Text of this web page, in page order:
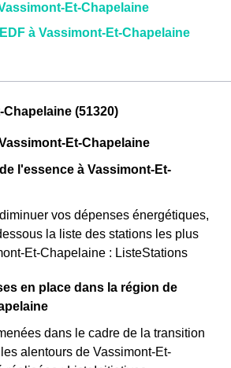
Et-Chapelaine
à Vassimont-Et-Chapelaine
(51320)
Et-Chapelaine
l'essence à Vassimont-Et-
vos dépenses énergétiques,
la liste des stations les plus
Et-Chapelaine : ListeStations
en place dans la région de
dans le cadre de la transition
alentours de Vassimont-Et-